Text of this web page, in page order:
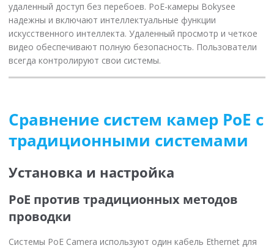
удаленный доступ без перебоев. PoE-камеры Bokysee
надежны и включают интеллектуальные функции
искусственного интеллекта. Удаленный просмотр и четкое
видео обеспечивают полную безопасность. Пользователи
всегда контролируют свои системы.
Сравнение систем камер PoE с
традиционными системами
Установка и настройка
PoE против традиционных методов
проводки
Системы PoE Camera используют один кабель Ethernet для